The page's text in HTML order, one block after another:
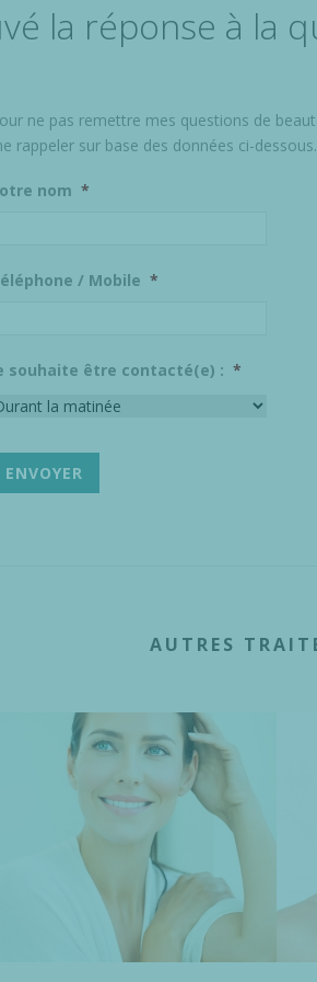
la réponse à la
ne pas remettre mes questions de
rappeler sur base des données ci-dessous.
nom *
/ Mobile *
souhaite être contacté(e) : *
AUTRES